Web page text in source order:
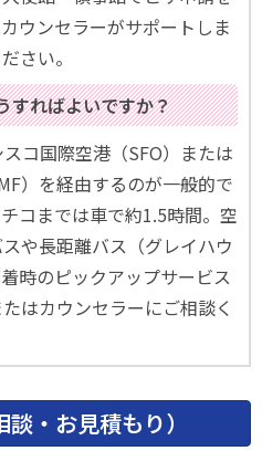
ウンセラーがサポートしま
さい。
すればよいですか？
コ国際空港（SFO）または
）を経由するのが一般的で
コまでは車で約1.5時間。空
や長距離バス（グレイハウ
時のピックアップサービス
はカウンセラーにご相談く
・お見積もり）